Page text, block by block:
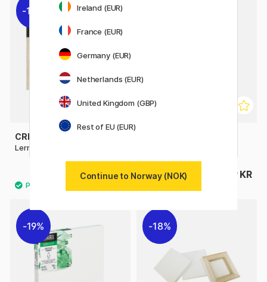
10%
CREVIDE
Lerret Naturlig Lin 65x54 (F15)
355 KR
395 KR 399 KR
19% 18%
Ireland (EUR)
France (EUR)
Germany (EUR)
Netherlands (EUR)
United Kingdom (GBP)
Rest of EU (EUR)
Continue to Norway (NOK)